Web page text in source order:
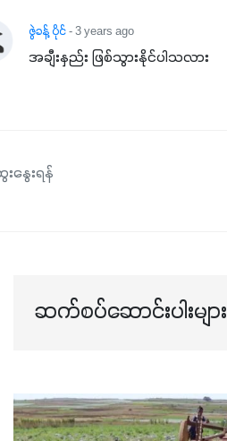
ဇွဲခန့် ပိုင်- 3 years ago
အချီးနှည်း ဖြစ်သွားနိုင်ပါသလား
နွေးရန်
ဆက်စပ်ဆောင်းပါးများ